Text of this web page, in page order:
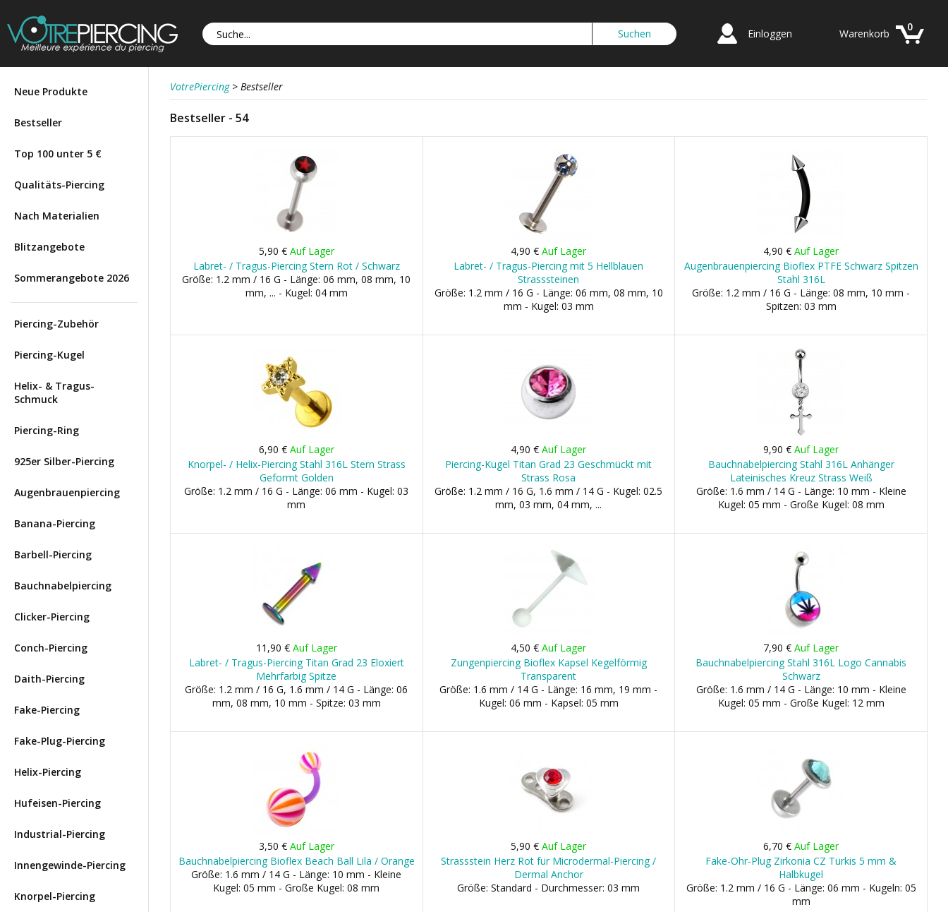
Einloggen
0
Warenkorb
Neue Produkte
Bestseller
Top 100 unter 5 €
Qualitäts-Piercing
Nach Materialien
Blitzangebote
Sommerangebote 2026
Piercing-Zubehör
Piercing-Kugel
Helix- & Tragus-
Schmuck
Piercing-Ring
925er Silber-Piercing
Augenbrauenpiercing
Banana-Piercing
Barbell-Piercing
Bauchnabelpiercing
Clicker-Piercing
Conch-Piercing
Daith-Piercing
Fake-Piercing
Fake-Plug-Piercing
Helix-Piercing
Hufeisen-Piercing
Industrial-Piercing
Innengewinde-Piercing
Knorpel-Piercing
VotrePiercing > Bestseller
Bestseller - 54
5,90 € Auf Lager
Labret- / Tragus-Piercing Stern Rot / Schwarz
Größe: 1.2 mm / 16 G - Länge: 06 mm, 08 mm, 10
mm, ... - Kugel: 04 mm
4,90 €Auf Lager
Labret- / Tragus-Piercing mit 5 Hellblauen
Strasssteinen
Größe: 1.2 mm / 16 G - Länge: 06 mm, 08 mm, 10
mm - Kugel: 03 mm
4,90 €Auf Lager
Augenbrauenpiercing Bioflex PTFE Schwarz Spitzen
Stahl 316L
Größe: 1.2 mm / 16 G - Länge: 08 mm, 10 mm -
Spitzen: 03 mm
6,90 € Auf Lager
Knorpel- / Helix-Piercing Stahl 316L Stern Strass
Geformt Golden
Größe: 1.2 mm / 16 G - Länge: 06 mm - Kugel: 03
mm
4,90 €Auf Lager
Piercing-Kugel Titan Grad 23 Geschmückt mit
Strass Rosa
Größe: 1.2 mm / 16 G, 1.6 mm / 14 G - Kugel: 02.5
mm, 03 mm, 04 mm, ...
9,90 €Auf Lager
Bauchnabelpiercing Stahl 316L Anhänger
Lateinisches Kreuz Strass Weiß
Größe: 1.6 mm / 14 G - Länge: 10 mm - Kleine
Kugel: 05 mm - Große Kugel: 08 mm
11,90 € Auf Lager
Labret- / Tragus-Piercing Titan Grad 23 Eloxiert
Mehrfarbig Spitze
Größe: 1.2 mm / 16 G, 1.6 mm / 14 G - Länge: 06
mm, 08 mm, 10 mm - Spitze: 03 mm
4,50 €Auf Lager
Zungenpiercing Bioflex Kapsel Kegelförmig
Transparent
Größe: 1.6 mm / 14 G - Länge: 16 mm, 19 mm -
Kugel: 06 mm - Kapsel: 05 mm
7,90 €Auf Lager
Bauchnabelpiercing Stahl 316L Logo Cannabis
Schwarz
Größe: 1.6 mm / 14 G - Länge: 10 mm - Kleine
Kugel: 05 mm - Große Kugel: 12 mm
3,50 € Auf Lager
Bauchnabelpiercing Bioflex Beach Ball Lila / Orange
Größe: 1.6 mm / 14 G - Länge: 10 mm - Kleine
Kugel: 05 mm - Große Kugel: 08 mm
5,90 €Auf Lager
Strassstein Herz Rot für Microdermal-Piercing /
Dermal Anchor
Größe: Standard - Durchmesser: 03 mm
6,70 €Auf Lager
Fake-Ohr-Plug Zirkonia CZ Türkis 5 mm &
Halbkugel
Größe: 1.2 mm / 16 G - Länge: 06 mm - Kugeln: 05
mm